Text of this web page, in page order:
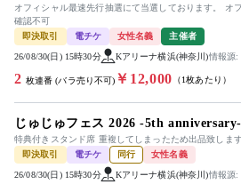
オフィシャル最速先行抽選にて当選しております。 オ
確認不可
即決取引
電チケ 女性名義 主催者
26/08/30(日) 15時30分 Kアリーナ横浜(神奈川)情報源:
2 枚連番 (バラ売り不可) ￥12,000 （1枚あたり）
じゅじゅフェス 2026 -5th anniversary-
特典付きスタンド席 重複してしまったため出品致しま
即決取引
電チケ 同行 女性名義
26/08/30(日) 15時30分 Kアリーナ横浜(神奈川)情報源: